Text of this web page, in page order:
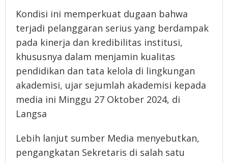
Kondisi ini memperkuat dugaan bahwa
terjadi pelanggaran serius yang berdampak
pada kinerja dan kredibilitas institusi,
khususnya dalam menjamin kualitas
pendidikan dan tata kelola di lingkungan
akademisi, ujar sejumlah akademisi kepada
media ini Minggu 27 Oktober 2024, di
Langsa
Lebih lanjut sumber Media menyebutkan,
pengangkatan Sekretaris di salah satu